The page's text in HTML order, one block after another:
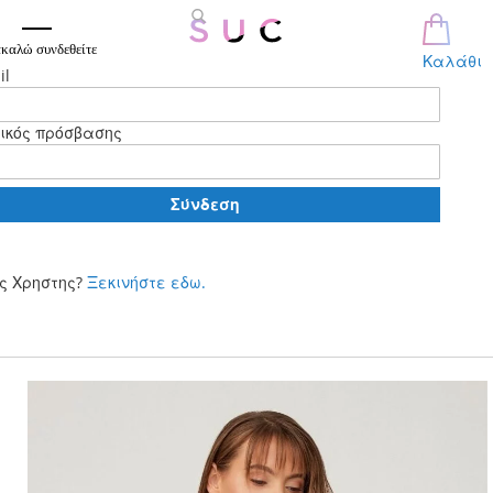
Καλάθι
συνδεθείτε
πρόσβασης
Σύνδεση
Χρηστης? Ξεκινήστε εδω.
περιεχόμενο